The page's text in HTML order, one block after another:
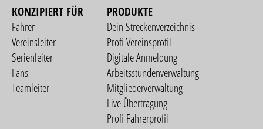
KONZIPIERT FÜR
Fahrer
Vereinsleiter
Serienleiter
Fans
Teamleiter
PRODUKTE
Dein Streckenverzeichnis
Profi Vereinsprofil
Digitale Anmeldung
Arbeitsstundenverwaltung
Mitgliederverwaltung
Live Übertragung
Profi Fahrerprofil